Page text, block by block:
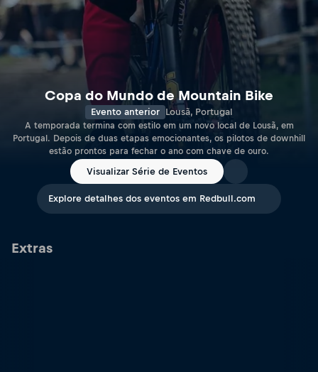
Copa do Mundo de Mountain Bike
Evento anterior Lousã, Portugal
A temporada termina com estilo em um novo local de Lousã, em
Portugal. Depois de duas etapas emocionantes, os pilotos de downhill
estão prontos para fechar o ano com chave de ouro.
Visualizar Série de Eventos
Explore detalhes dos eventos em Redbull.com
Extras